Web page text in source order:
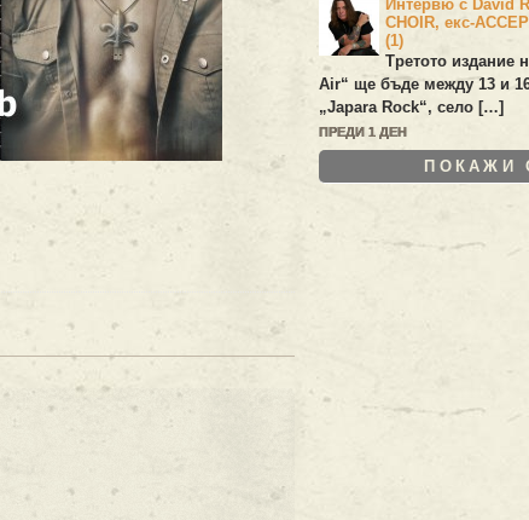
Интервю с David
CHOIR, екс-
(1)
Третото издание
Air“ ще бъде между 13 и 16
„Japara Rock“, село […]
ПРЕДИ 1 ДЕН
ПОКАЖИ